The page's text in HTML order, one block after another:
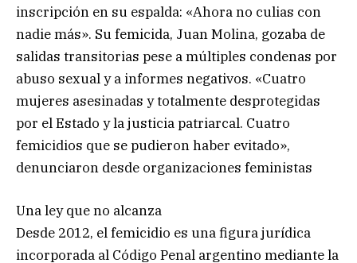
inscripción en su espalda: «Ahora no culias con
nadie más». Su femicida, Juan Molina, gozaba de
salidas transitorias pese a múltiples condenas por
abuso sexual y a informes negativos. «Cuatro
mujeres asesinadas y totalmente desprotegidas
por el Estado y la justicia patriarcal. Cuatro
femicidios que se pudieron haber evitado»,
denunciaron desde organizaciones feministas
Una ley que no alcanza
Desde 2012, el femicidio es una figura jurídica
incorporada al Código Penal argentino mediante la